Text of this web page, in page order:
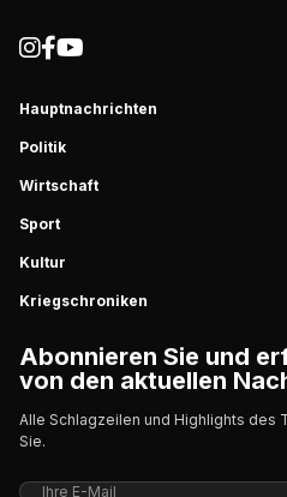
Hauptnachrichten
Politik
Wirtschaft
Sport
Kultur
Kriegschroniken
Abonnieren Sie und
von den aktuellen
Alle Schlagzeilen und Highlights
Sie.